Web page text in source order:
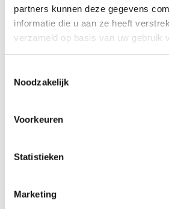
partners kunnen deze gegevens
informatie die u aan ze heeft
verzameld op basis van uw gebruik
Noodzakelijk
Voorkeuren
Statistieken
Marketing
€199,00 €124,95
Er zijn nog geen reviews geschreven